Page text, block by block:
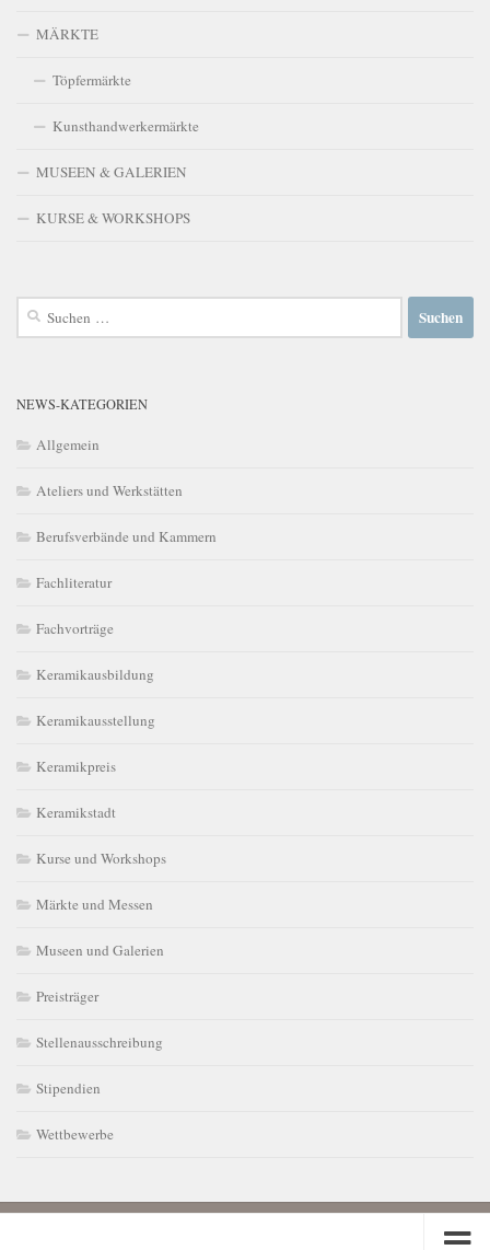
MÄRKTE
Töpfermärkte
Kunsthandwerkermärkte
MUSEEN & GALERIEN
KURSE & WORKSHOPS
Suchen
NEWS-KATEGORIEN
Allgemein
Ateliers und Werkstätten
Berufsverbände und Kammern
Fachliteratur
Fachvorträge
Keramikausbildung
Keramikausstellung
Keramikpreis
Keramikstadt
Kurse und Workshops
Märkte und Messen
Museen und Galerien
Preisträger
Stellenausschreibung
Stipendien
Wettbewerbe